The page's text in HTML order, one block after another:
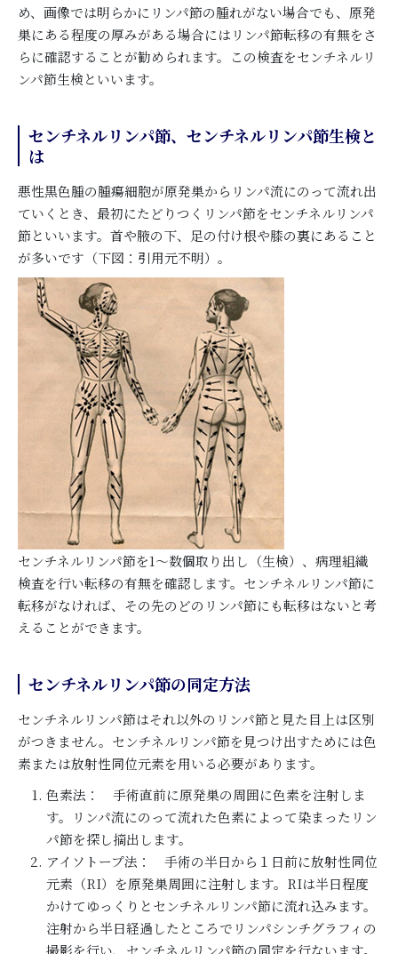
め、画像では明らかにリンパ節の腫れがない場合でも、原発
巣にある程度の厚みがある場合にはリンパ節転移の有無をさ
らに確認することが勧められます。この検査をセンチネルリ
ンパ節生検といいます。
センチネルリンパ節、センチネルリンパ節生検と
は
悪性黒色腫の腫瘍細胞が原発巣からリンパ流にのって流れ出
ていくとき、最初にたどりつくリンパ節をセンチネルリンパ
節といいます。首や腋の下、足の付け根や膝の裏にあること
が多いです（下図：引用元不明）。
センチネルリンパ節を1～数個取り出し（生検）、病理組織
検査を行い転移の有無を確認します。センチネルリンパ節に
転移がなければ、その先のどのリンパ節にも転移はないと考
えることができます。
センチネルリンパ節の同定方法
センチネルリンパ節はそれ以外のリンパ節と見た目上は区別
がつきません。センチネルリンパ節を見つけ出すためには色
素または放射性同位元素を用いる必要があります。
色素法： 手術直前に原発巣の周囲に色素を注射しま
す。リンパ流にのって流れた色素によって染まったリン
パ節を探し摘出します。
アイソトープ法： 手術の半日から１日前に放射性同位
元素（RI）を原発巣周囲に注射します。RIは半日程度
かけてゆっくりとセンチネルリンパ節に流れ込みます。
注射から半日経過したところでリンパシンチグラフィの
撮影を行い、センチネルリンパ節の同定を行ないます。